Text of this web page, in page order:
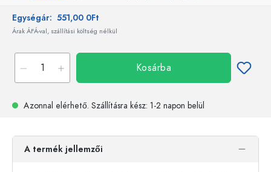
Egységár: 551,00 0Ft
Árak ÁFÁ-val, szállítási költség nélkül
Kosárba
Azonnal elérhető. Szállításra kész: 1-2 napon belül
A termék jellemzői